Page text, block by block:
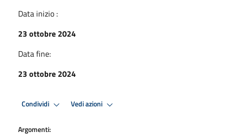
Data inizio :
23 ottobre 2024
Data fine:
23 ottobre 2024
Condividi Vedi azioni
Argomenti: